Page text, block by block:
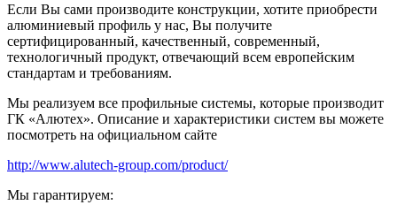
Если Вы сами производите конструкции, хотите приобрести
алюминиевый профиль у нас, Вы получите
сертифицированный, качественный, современный,
технологичный продукт, отвечающий всем европейским
стандартам и требованиям.
Мы реализуем все профильные системы, которые производит
ГК «Алютех». Описание и характеристики систем вы можете
посмотреть на официальном сайте
http://www.alutech-group.com/product/
Мы гарантируем: